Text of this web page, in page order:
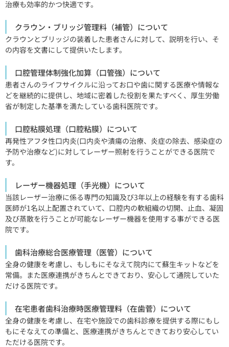
治療も効率的かつ快適です。
クラウン・ブリッジ管理料（補管）について
クラウンとブリッジの装着した患者さんに対して、説明を行い、そ
の内容を文書にして提供いたします。
口腔管理体制強化加算（口管強）について
患者さんのライフサイクルに沿ってお口や歯に関する医療や情報な
どを継続的に提供し、地域に密着した役割を果たすべく、厚生労働
省が制定した基準を満たしている歯科医院です。
口腔粘膜処理（口腔粘膜）について
再発性アフタ性口内炎(口内炎や潰瘍の治療、炎症の除去、感染症の
予防や治療など)に対してレーザー照射を行うことができる医院で
す。
レーザー機器処理（手光機）について
当該レーザー治療に係る専門の知識及び3年以上の経験を有する歯科
医師が1名以上配置されていて、口腔内の軟組織の切開、止血、凝固
及び蒸散を行うことが可能なレーザー機器を使用する事ができる医
院です。
歯科治療総合医療管理（医管）について
全身の健康を考慮し、もしもにそなえて院内にて蘇生キットなどを
常備。また医療連携がきちんとできており、安心して通院していた
だける医院です。
在宅患者歯科治療時医療管理料（在歯菅）について
全身の健康を考慮し、在宅や施設での歯科診療を提供する際にもし
もにそなえての準備と、医療連携がきちんとできており安心してい
ただける医院です。